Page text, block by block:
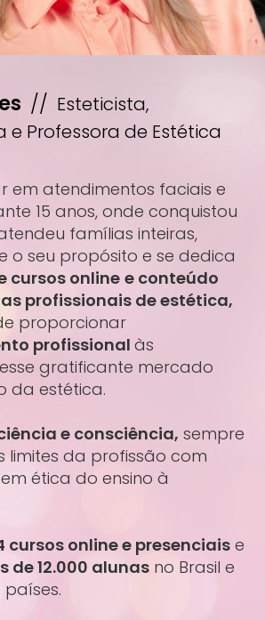
// Esteticista,
Professora de Estética
em atendimentos faciais e
15 anos, onde conquistou
famílias inteiras,
o seu propósito e se dedica
cursos onlinee conteúdo
profissionais de estética,
proporcionar
profissional às
gratificante mercado
da estética.
e consciência, sempre
limites da profissão com
ética do ensino à
cursos online e presenciais e
de 12.000 alunas no Brasil e